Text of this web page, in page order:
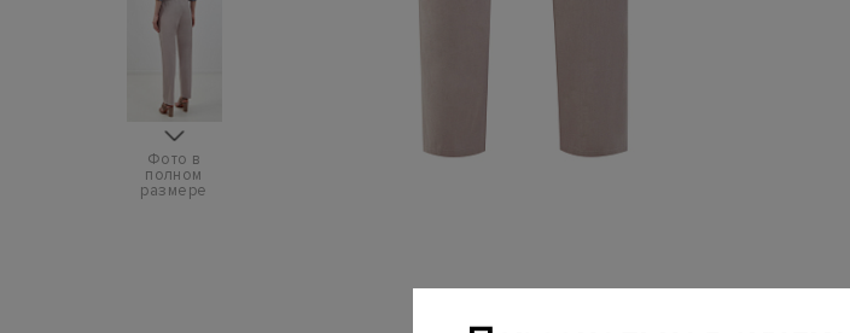
Фото в
полном
размере